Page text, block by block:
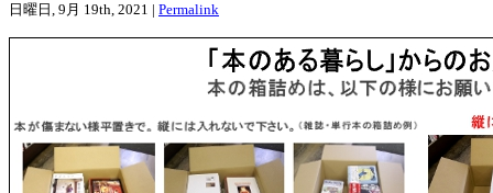
日曜日, 9月 19th, 2021 | Permalink